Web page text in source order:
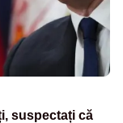
suspectați că